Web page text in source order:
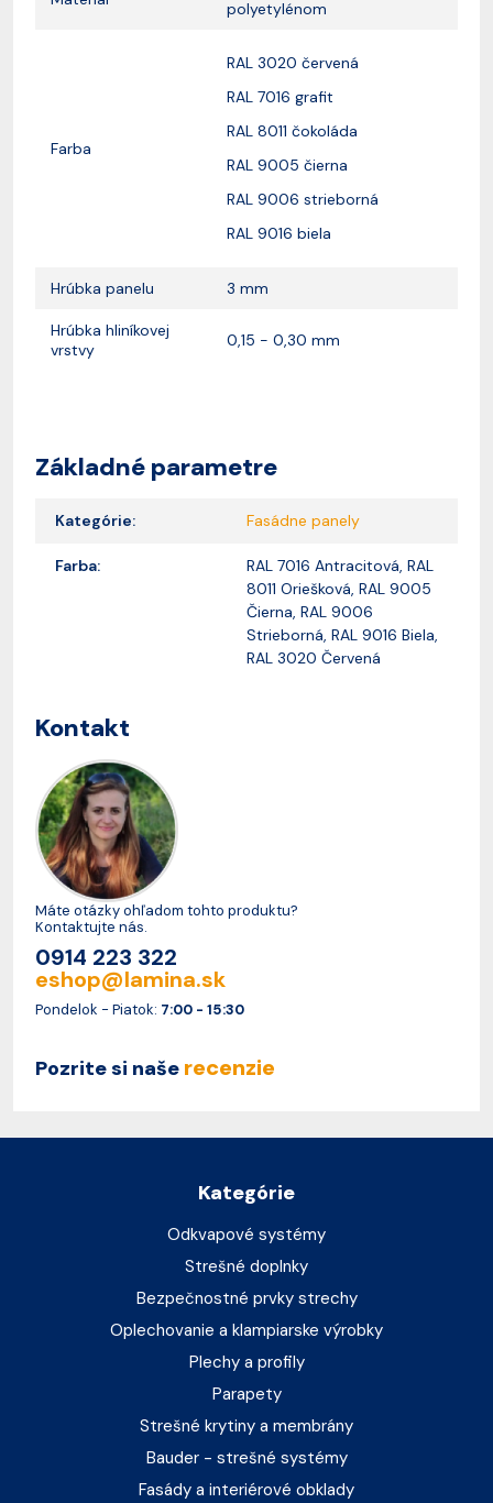
polyetylénom
Farba
RAL 3020 červená
RAL 7016 grafit
RAL 8011 čokoláda
RAL 9005 čierna
RAL 9006 strieborná
RAL 9016 biela
Hrúbka panelu 3 mm
Hrúbka hliníkovej
vrstvy
0,15 - 0,30 mm
Základné parametre
Kategórie: Fasádne panely
Farba:
RAL 7016 Antracitová, RAL
8011 Oriešková, RAL 9005
Čierna, RAL 9006
Strieborná, RAL 9016 Biela,
RAL 3020 Červená
Kontakt
Máte otázky ohľadom tohto produktu?
Kontaktujte nás.
0914 223 322
eshop@lamina.sk
Pondelok - Piatok: 7:00 - 15:30
Pozrite si naše recenzie
Kategórie
Odkvapové systémy
Strešné doplnky
Bezpečnostné prvky strechy
Oplechovanie a klampiarske výrobky
Plechy a profily
Parapety
Strešné krytiny a membrány
Bauder - strešné systémy
Fasády a interiérové obklady